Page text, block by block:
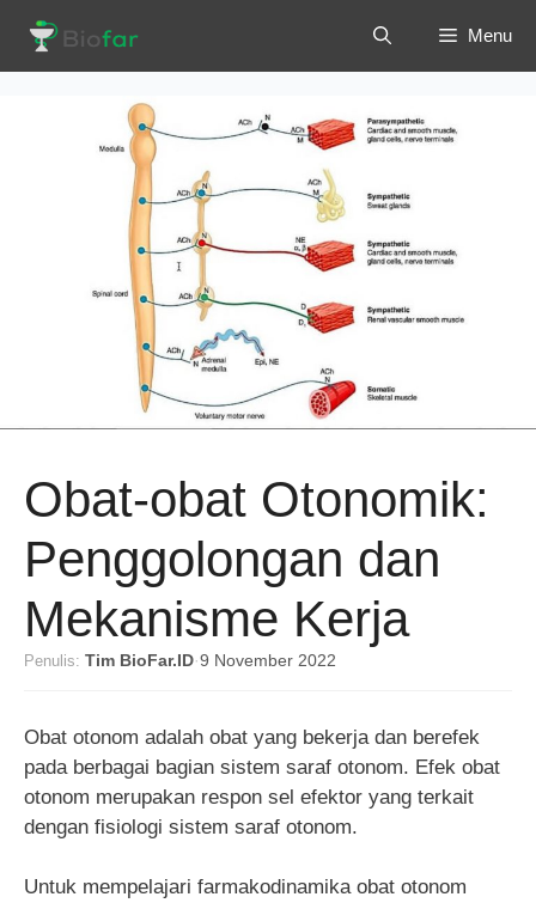
isi
Menu
Obat-obat Otonomik:
Penggolongan dan
Mekanisme Kerja
Penulis: Tim BioFar.ID·9 November 2022
Obat otonom adalah obat yang bekerja dan berefek
pada berbagai bagian sistem saraf otonom. Efek obat
otonom merupakan respon sel efektor yang terkait
dengan fisiologi sistem saraf otonom.
Untuk mempelajari farmakodinamika obat otonom